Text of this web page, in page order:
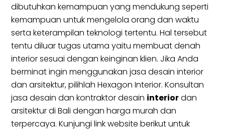
dibutuhkan kemampuan yang mendukung seperti
kemampuan untuk mengelola orang dan waktu
serta keterampilan teknologi tertentu. Hal tersebut
tentu diluar tugas utama yaitu membuat denah
interior sesuai dengan keinginan klien. Jika Anda
berminat ingin menggunakan jasa desain interior
dan arsitektur, pilihlah Hexagon Interior. Konsultan
jasa desain dan kontraktor desain interiordan
arsitektur di Bali dengan harga murah dan
terpercaya. Kunjungi link website berikut untuk